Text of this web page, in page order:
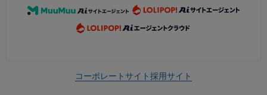
コーポレートサイト採用サイト